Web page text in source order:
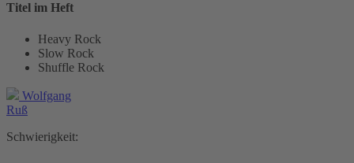
Titel im Heft
Heavy Rock
Slow Rock
Shuffle Rock
Wolfgang
Ruß
Schwierigkeit: